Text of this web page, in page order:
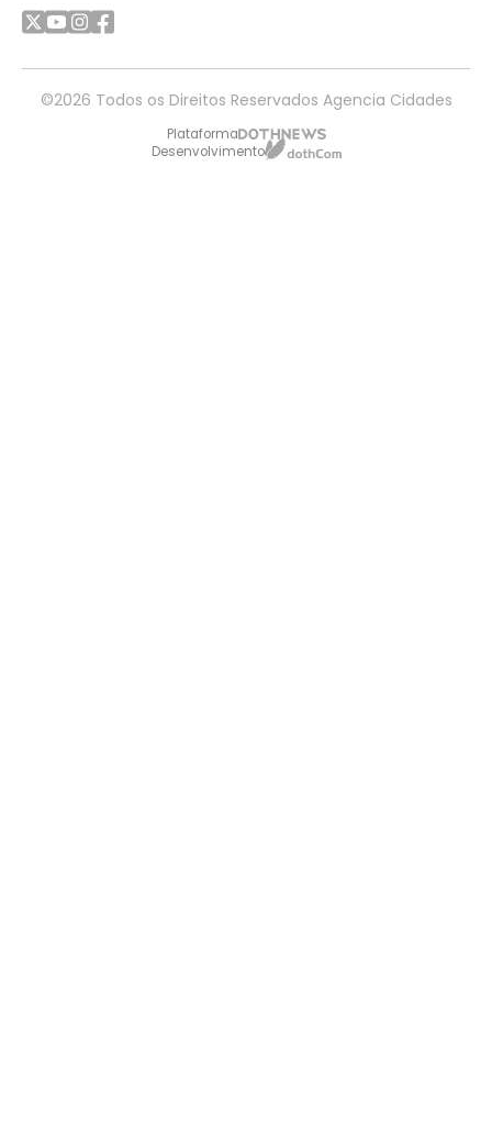
©2026 Todos os Direitos Reservados Agencia Cidades
Plataforma
Desenvolvimento